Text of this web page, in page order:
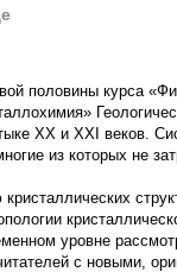
половины курса
XX и XXI веков.
из которых не
уровне
с новыми,